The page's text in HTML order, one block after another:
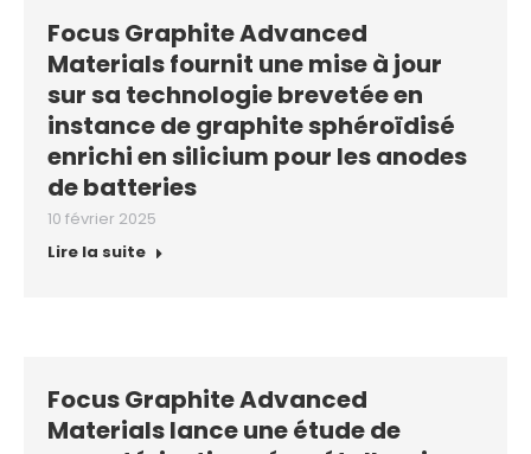
Focus Graphite Advanced
Materials fournit une mise à jour
sur sa technologie brevetée en
instance de graphite sphéroïdisé
enrichi en silicium pour les anodes
de batteries
10 février 2025
Lire la suite
Focus Graphite Advanced
Materials lance une étude de